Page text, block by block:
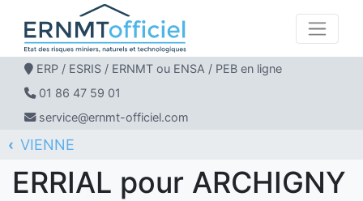
ERP / ESRIS / ERNMT ou ENSA / PEB en ligne
01 86 47 59 01
service@ernmt-officiel.com
ERNMT Officiel
ERRIAL
VIENNE
ARCHIGNY
ERRIAL pour ARCHIGNY